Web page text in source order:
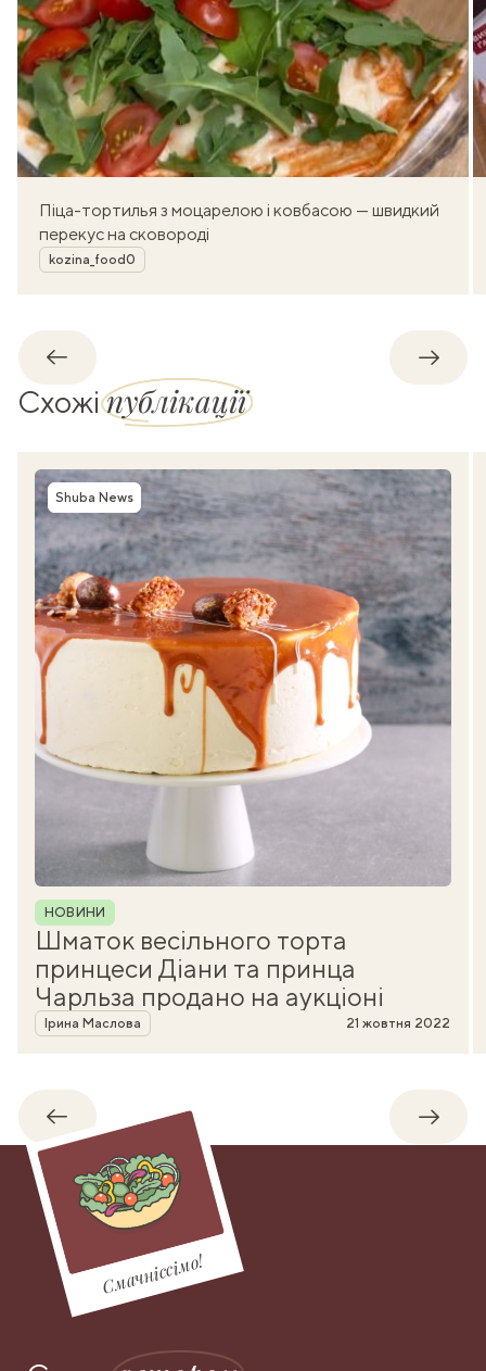
Піца-тортилья з моцарелою і ковбасою — швидкий
перекус на сковороді
Автор
kozina_food0
Назад
Схожіпублікації
Shuba News
Рубрика
НОВИНИ
Шматок весільного торта
принцеси Діани та принца
Чарльза продано на аукціоні
Автор
Ірина Маслова 21 жовтня 2022
Назад
Смачніссімо!